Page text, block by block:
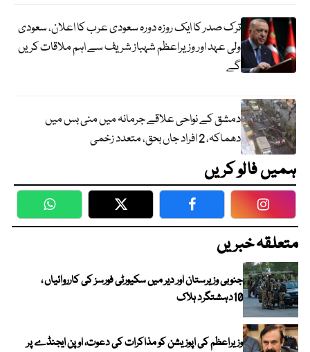
ترک صدر کا ایک روزہ دورہ سعودی عرب کا اعلان، سعودی
ولی عہد اور وزیراعظم شہباز شریف سے اہم ملاقات کریں
گے
دمشق کے نواحی علاقے جرمانہ میں منی بس میں
دھماکہ، 2 افراد جاں بحق، متعدد زخمی
ہمیں فالو کریں
WhatsApp Twitter Facebook
متعلقہ خبریں
جنوبی وزیرستان اور دیر میں سکیورٹی فورسز کی کارروائیاں ،
10دہشتگرد ہلاک
وزیراعظم کی اپوزیشن کو مذاکرات کی دعوت، اوپن ایجنڈے پر